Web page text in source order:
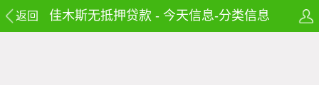
返回 佳木斯无抵押贷款 - 今天信息-分类信息